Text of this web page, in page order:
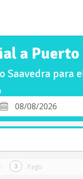
a Puerto
Saavedra para
Pago